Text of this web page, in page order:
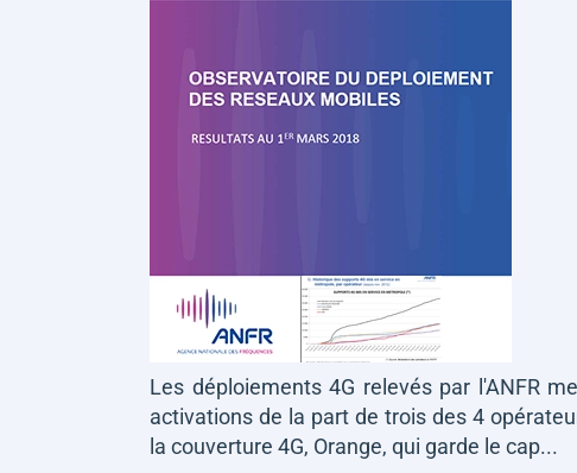
Les déploiements 4G relevés par l'ANFR
activations de la part de trois des 4
la couverture 4G, Orange, qui garde le cap...